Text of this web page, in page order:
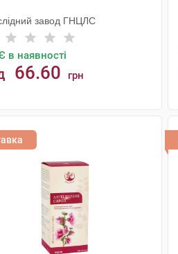
завод ГНЦЛС
в наявності
66.60 грн